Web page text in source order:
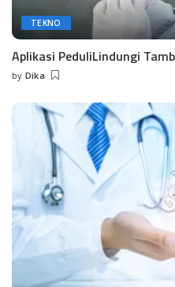
TEKNO
Aplikasi PeduliLindungi
Posted
by Dika